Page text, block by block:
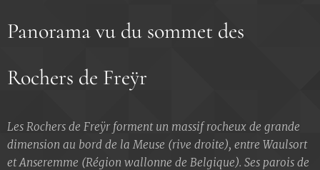
Panorama vu du sommet des
Rochers de Freÿr
Les Rochers de Freÿr forment un massif rocheux de grande
dimension au bord de la Meuse (rive droite), entre Waulsort
et Anseremme (Région wallonne de Belgique). Ses parois de